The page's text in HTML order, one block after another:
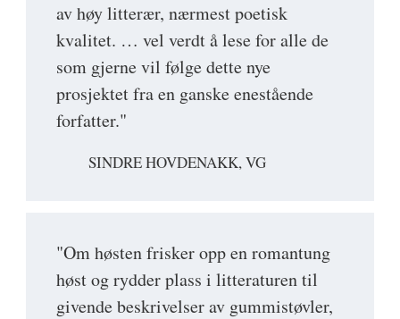
av høy litterær, nærmest poetisk
kvalitet. … vel verdt å lese for alle de
som gjerne vil følge dette nye
prosjektet fra en ganske enestående
forfatter."
SINDRE HOVDENAKK, VG
"Om høsten frisker opp en romantung
høst og rydder plass i litteraturen til
givende beskrivelser av gummistøvler,